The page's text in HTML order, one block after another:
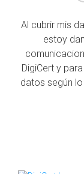
Al cubrir mis
estoy
DigiCert y
datos según